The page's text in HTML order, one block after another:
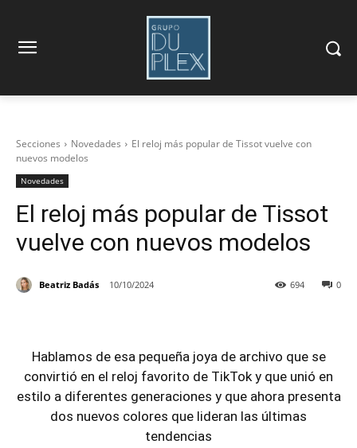
Secciones Novedades
El reloj más popular de Tissot vuelve con
nuevos modelos
Novedades
El reloj más popular de Tissot
vuelve con nuevos modelos
Beatriz Badás 10/10/2024 0
694
Hablamos de esa pequeña joya de archivo que se
convirtió en el reloj favorito de TikTok y que unió en
estilo a diferentes generaciones y que ahora presenta
dos nuevos colores que lideran las últimas
tendencias